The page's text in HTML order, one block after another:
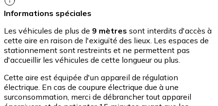
Informations spéciales
Les véhicules de plus de 9 mètres sont interdits d'accès à
cette aire en raison de l'exiguïté des lieux. Les espaces de
stationnement sont restreints et ne permettent pas
d'accueillir les véhicules de cette longueur ou plus.
Cette aire est équipée d'un appareil de régulation
électrique. En cas de coupure électrique due à une
surconsommation, merci de débrancher tout appareil